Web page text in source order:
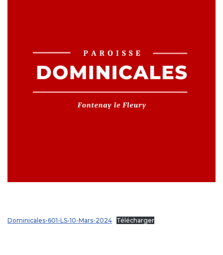
Dominicales-601-LS-10-Mars-2024 Télécharger